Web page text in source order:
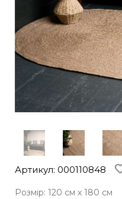
Артикул: 000110848
Розмір: 120 см х 180 см